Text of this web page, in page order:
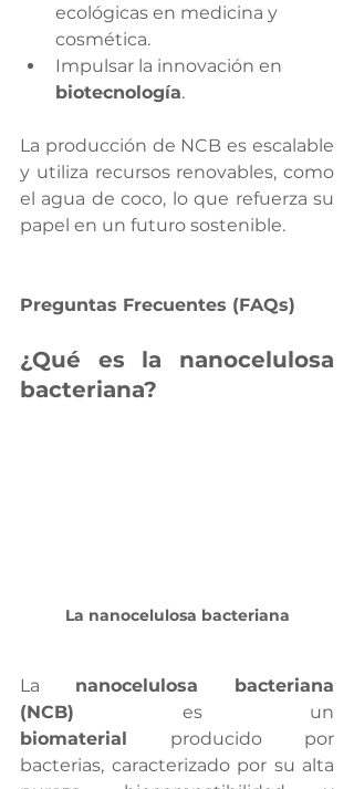
ecológicas en medicina y
cosmética.
Impulsar la innovación en
biotecnología.
La producción de NCB es escalable
y utiliza recursos renovables, como
el agua de coco, lo que refuerza su
papel en un futuro sostenible.
Preguntas Frecuentes (FAQs)
¿Qué es la nanocelulosa
bacteriana?
La nanocelulosa bacteriana
La nanocelulosa bacteriana
(NCB)
biomaterial
producido por
bacterias, caracterizado por su alta